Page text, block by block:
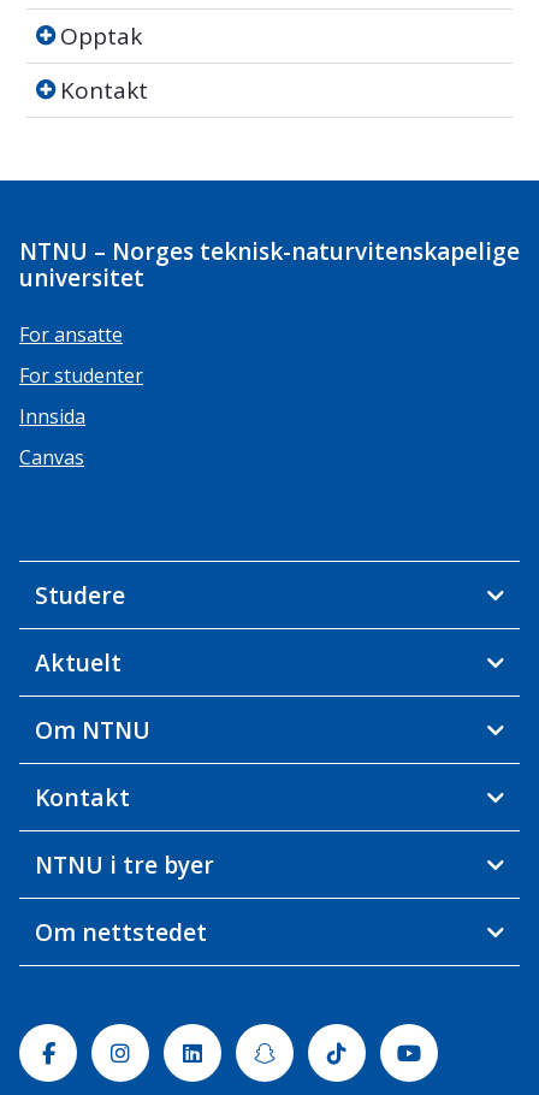
Opptak
Opptak
Kontakt
Kontakt
NTNU – Norges teknisk-naturvitenskapelige
universitet
For ansatte
For studenter
Innsida
Canvas
Studere
Aktuelt
Om NTNU
Kontakt
NTNU i tre byer
Om nettstedet
FacebookInstagramLinkedinSnapchatTiktok Youtube